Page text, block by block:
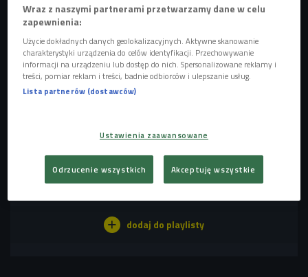
Zdjęcie ilustracyjne
Rozgrywka polega na nabywaniu i sprzedaży wirtualnych
nieruchomości odpowiadających tym prawdziwym,
osadzonym na mapie współczesnych miast. W Polsce
kupować i sprzedawać można nieruchomości w Warszawie,
O grze "Landlord Go" opowiadają jej twórcy (Pierwsze
Wraz z naszymi partnerami przetwarzamy dane w celu
zapewnienia:
Użycie dokładnych danych geolokalizacyjnych. Aktywne skanowanie
charakterystyki urządzenia do celów identyfikacji. Przechowywanie
informacji na urządzeniu lub dostęp do nich. Spersonalizowane reklamy i
treści, pomiar reklam i treści, badnie odbiorców i ulepszanie usług.
Lista partnerów (dostawców)
Ustawienia zaawansowane
Odrzucenie wszystkich Akceptuję wszystkie